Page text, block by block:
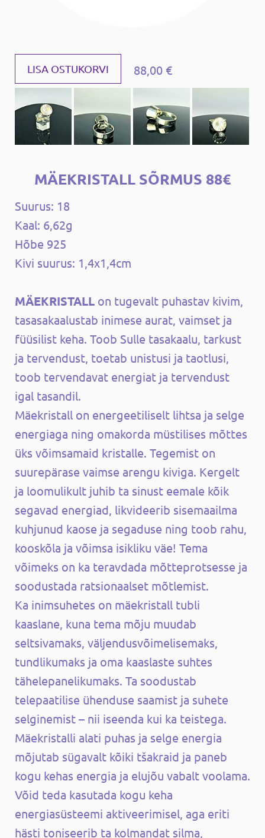
LISA OSTUKORVI 88,00 €
MÄEKRISTALL SÕRMUS 88€
Suurus: 18
Kaal: 6,62g
Hõbe 925
Kivi suurus: 1,4x1,4cm
MÄEKRISTALL on tugevalt puhastav kivim,
tasasakaalustab inimese aurat, vaimset ja
füüsilist keha. Toob Sulle tasakaalu, tarkust
ja tervendust, toetab unistusi ja taotlusi,
toob tervendavat energiat ja tervendust
igal tasandil.
Mäekristall on energeetiliselt lihtsa ja selge
energiaga ning omakorda müstilises mõttes
üks võimsamaid kristalle. Tegemist on
suurepärase vaimse arengu kiviga. Kergelt
ja loomulikult juhib ta sinust eemale kõik
segavad energiad, likvideerib sisemaailma
kuhjunud kaose ja segaduse ning toob rahu,
kooskõla ja võimsa isikliku väe! Tema
võimeks on ka teravdada mõtteprotsesse ja
soodustada ratsionaalset mõtlemist.
Ka inimsuhetes on mäekristall tubli
kaaslane, kuna tema mõju muudab
seltsivamaks, väljendusvõimelisemaks,
tundlikumaks ja oma kaaslaste suhtes
tähelepanelikumaks. Ta soodustab
telepaatilise ühenduse saamist ja suhete
selginemist – nii iseenda kui ka teistega.
Mäekristalli alati puhas ja selge energia
mõjutab sügavalt kõiki tšakraid ja paneb
kogu kehas energia ja elujõu vabalt voolama.
Võid teda kasutada kogu keha
energiasüsteemi aktiveerimisel, aga eriti
hästi toniseerib ta kolmandat silma,